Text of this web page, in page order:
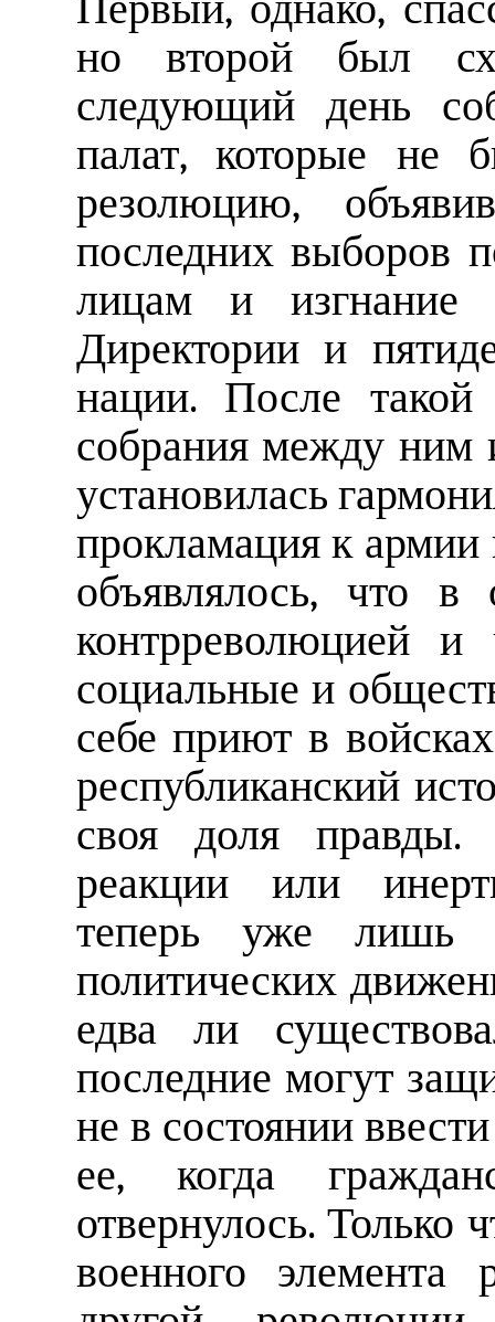
но второй был
следующий день
палат, которые не
резолюцию,
последних выборов
лицам и изгнание
Директории и
нации. После такой
собрания между ним
установилась
прокламация к армии
объявлялось, что в
контрреволюцией и
социальные и
себе приют в
республиканский
своя доля правды.
реакции или
теперь уже лишь
политических
едва ли
последние могут
не в состоянии
ее, когда
отвернулось. Только
военного элемента